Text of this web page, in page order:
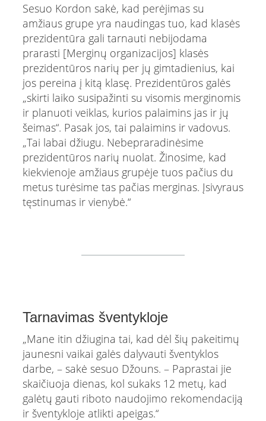
Sesuo Kordon sakė, kad perėjimas su
amžiaus grupe yra naudingas tuo, kad klasės
prezidentūra gali tarnauti nebijodama
prarasti [Merginų organizacijos] klasės
prezidentūros narių per jų gimtadienius, kai
jos pereina į kitą klasę. Prezidentūros galės
„skirti laiko susipažinti su visomis merginomis
ir planuoti veiklas, kurios palaimins jas ir jų
šeimas“. Pasak jos, tai palaimins ir vadovus.
„Tai labai džiugu. Nebepraradinėsime
prezidentūros narių nuolat. Žinosime, kad
kiekvienoje amžiaus grupėje tuos pačius du
metus turėsime tas pačias merginas. Įsivyraus
tęstinumas ir vienybė.“
Tarnavimas šventykloje
„Mane itin džiugina tai, kad dėl šių pakeitimų
jaunesni vaikai galės dalyvauti šventyklos
darbe, – sakė sesuo Džouns. – Paprastai jie
skaičiuoja dienas, kol sukaks 12 metų, kad
galėtų gauti riboto naudojimo rekomendaciją
ir šventykloje atlikti apeigas.“